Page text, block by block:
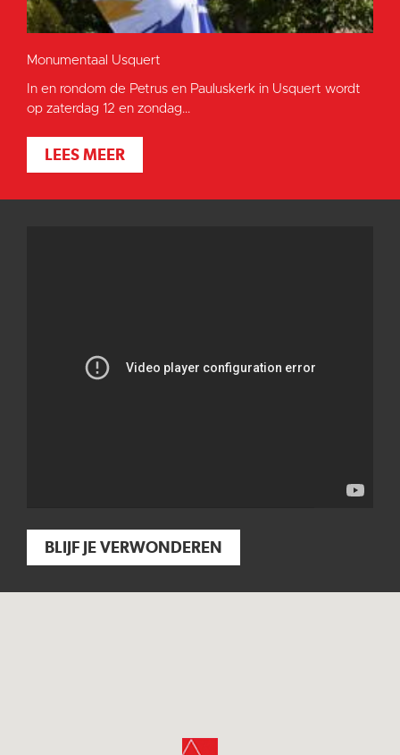
Monumentaal Usquert
In en rondom de Petrus en Pauluskerk in Usquert wordt
op zaterdag 12 en zondag...
LEES MEER
BLIJF JE VERWONDEREN